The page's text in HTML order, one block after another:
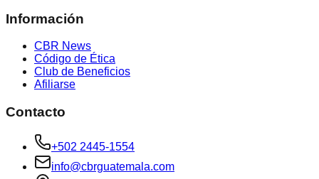
Información
CBR News
Código de Ética
Club de Beneficios
Afiliarse
Contacto
+502 2445-1554
info@cbrguatemala.com